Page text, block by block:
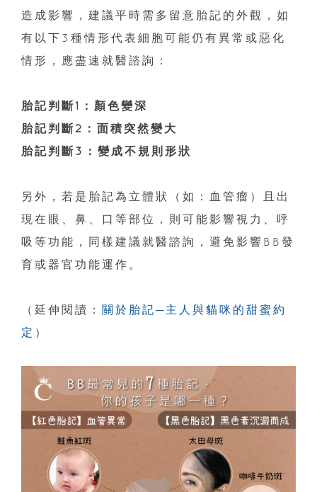
造成影響，建議平時需多留意胎記的外觀，如
有以下3種情形代表細胞可能仍有異常或惡化
情形，應盡速就醫諮詢：
胎記判斷1：顏色變深
胎記判斷2：面積突然變大
胎記判斷3：變成不規則形狀
另外，若是胎記為立體狀（如：血管瘤）且出
現在眼、鼻、口等部位，則可能影響視力、呼
吸等功能，同樣建議就醫諮詢，避免影響BB發
育或器官功能運作。
（延伸閱讀： 關於胎記─主人與貓咪的甜蜜約
定 ）